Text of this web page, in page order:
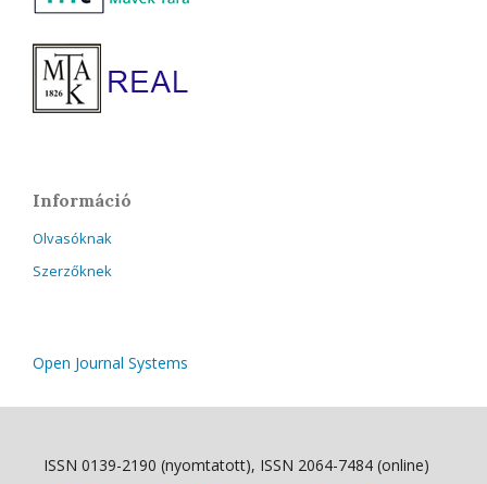
Információ
Olvasóknak
Szerzőknek
Open Journal Systems
ISSN 0139-2190 (nyomtatott), ISSN 2064-7484 (online)